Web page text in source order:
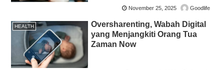
November 25, 2025 Goodlife
HEALTH
Oversharenting, Wabah Digital
yang Menjangkiti Orang Tua
Zaman Now